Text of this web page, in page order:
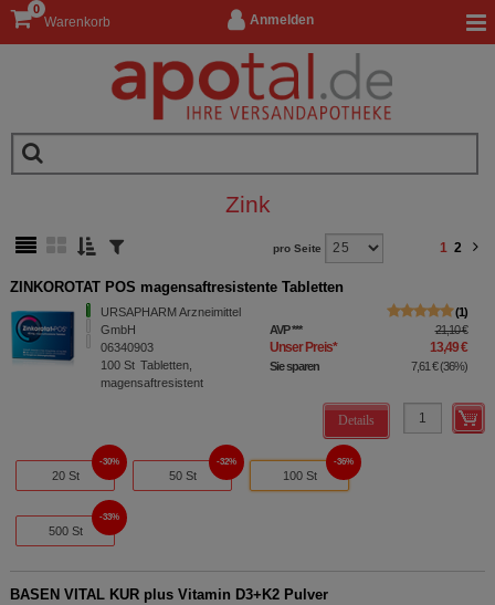
Anmelden
Warenkorb
0
Zink
pro Seite 1 2
ZINKOROTAT POS magensaftresistente Tabletten
URSAPHARM Arzneimittel
GmbH
06340903
100 St Tabletten,
magensaftresistent
1
AVP*** 21,10 €
Unser Preis* 13,49 €
Sie sparen 7,61 €(36%)
Details
20 St
30%
50 St
32%
100 St
36%
500 St
33%
BASEN VITAL KUR plus Vitamin D3+K2 Pulver